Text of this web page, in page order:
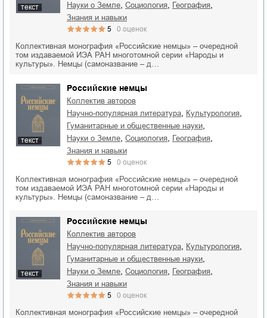
текст науки о Земле социология география
знания и навыки
5 0 оценок
Коллективная монография «Российские немцы» – очередной
том издаваемой ИЭА РАН многотомной серии «Народы и
культуры». Немцы (самоназвание – д…
текст
Российские немцы
Коллектив авторов
научно-популярная литература
культурология
гуманитарные и общественные науки
науки о Земле социология география
знания и навыки
5 0 оценок
Коллективная монография «Российские немцы» – очередной
том издаваемой ИЭА РАН многотомной серии «Народы и
культуры». Немцы (самоназвание – д…
текст
Российские немцы
Коллектив авторов
научно-популярная литература
культурология
гуманитарные и общественные науки
науки о Земле социология география
знания и навыки
5 0 оценок
Коллективная монография «Российские немцы» – очередной